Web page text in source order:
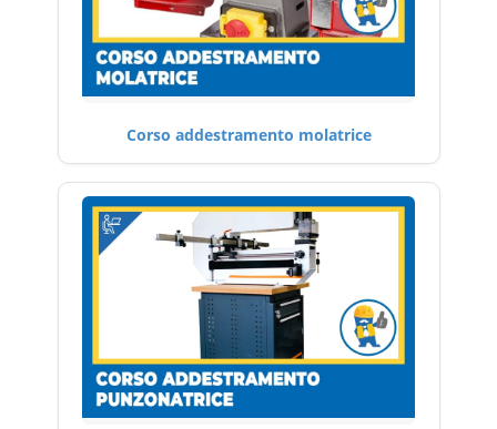
Corso addestramento molatrice